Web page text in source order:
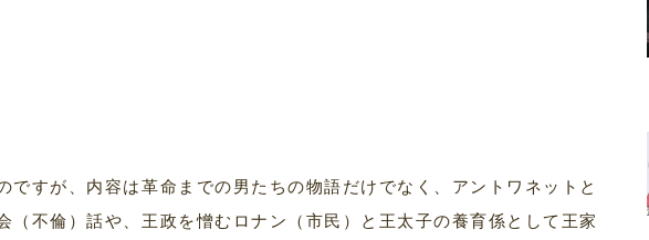
ですが、内容は革命までの男たちの物語だけでなく、アントワネットと
（不倫）話や、王政を憎むロナン（市民）と王太子の養育係として王家